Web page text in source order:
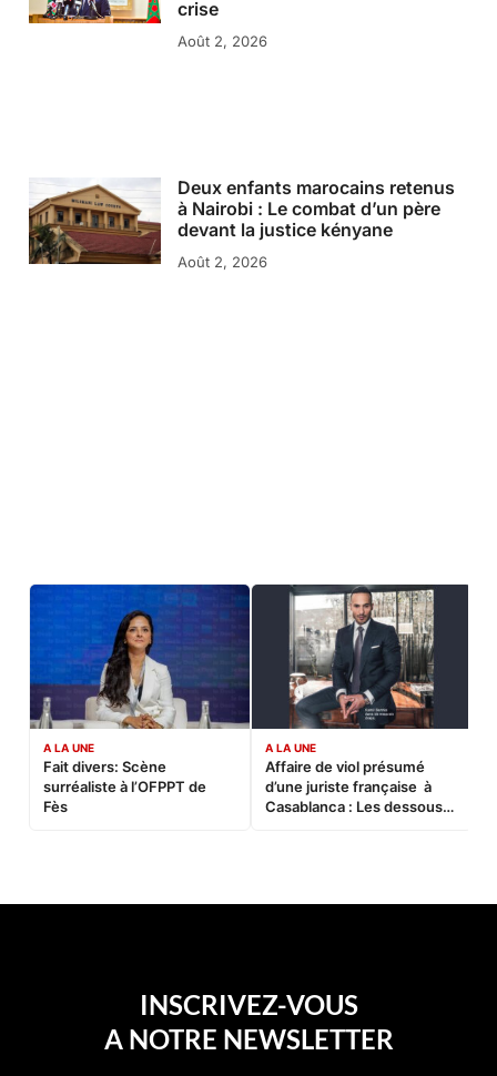
crise
Août 2, 2026
Deux enfants marocains retenus
à Nairobi : Le combat d’un père
devant la justice kényane
Août 2, 2026
A LA UNE
Fait divers: Scène
surréaliste à l’OFPPT de
Fès
A LA UNE
Affaire de viol présumé
d’une juriste française à
Casablanca : Les dessous
INSCRIVEZ-VOUS
A NOTRE NEWSLETTER